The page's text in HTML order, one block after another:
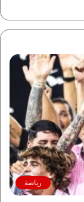
رياضة